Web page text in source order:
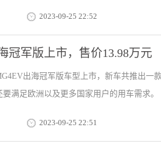
2023-09-25 22:52
冠军版上市，售价13.98万元
出海冠军版车型上市，新车共推出一
要满足欧洲以及更多国家用户的用车需求。
2023-09-25 22:51